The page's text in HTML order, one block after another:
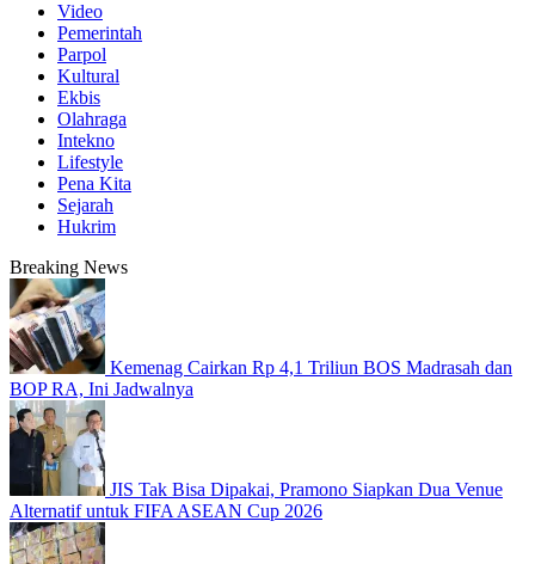
Video
Pemerintah
Parpol
Kultural
Ekbis
Olahraga
Intekno
Lifestyle
Pena Kita
Sejarah
Hukrim
Breaking News
Kemenag Cairkan Rp 4,1 Triliun BOS Madrasah dan
BOP RA, Ini Jadwalnya
JIS Tak Bisa Dipakai, Pramono Siapkan Dua Venue
Alternatif untuk FIFA ASEAN Cup 2026